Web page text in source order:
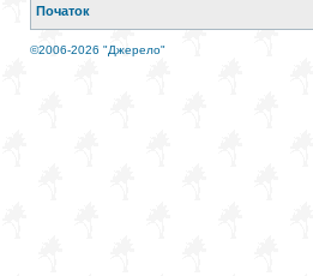
Початок
©2006-2026 "Джерело"